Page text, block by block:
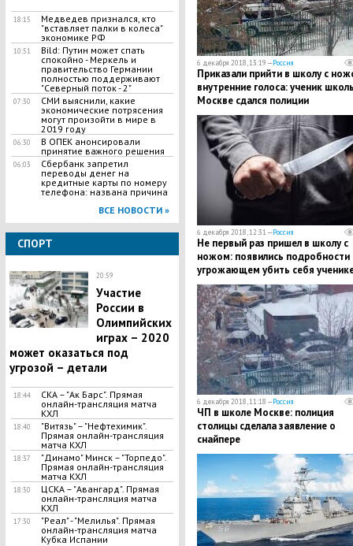
18:15
Медведев признался, кто
"вставляет палки в колеса"
экономике РФ
10:51
Bild: Путин может спать
спокойно - Меркель и
правительство Германии
полностью поддерживают
"Северный поток - 2"
07:30
СМИ выяснили, какие
экономические потрясения
могут произойти в мире в
2019 году
06:30
В ОПЕК анонсировали
принятие важного решения
06:03
Сбербанк запретил
переводы денег на
кредитные карты по номеру
телефона: названа причина
ВСЕ НОВОСТИ »
СПОРТ
20:59
Участие
России в
Олимпийских
играх – 2020
может оказаться под
угрозой – детали
18:44
СКА – "Ак Барс". Прямая
онлайн-трансляция матча
КХЛ
18:40
"Витязь" – "Нефтехимик".
Прямая онлайн-трансляция
матча КХЛ
18:37
"Динамо" Минск – "Торпедо".
Прямая онлайн-трансляция
матча КХЛ
18:30
ЦСКА – "Авангард". Прямая
онлайн-трансляция матча
КХЛ
17:30
"Реал" - "Мелилья". Прямая
онлайн-трансляция матча
Кубка Испании
6 декабря 2018, 13:19 —Россия
​Приказали прийти в школу с
внутренние голоса: ученик
Москве сдался полиции
6 декабря 2018, 12:31 —Россия
​Не первый раз пришел в школу с
ножом: появились подробности
угрожающем убить себя
Москвы
6 декабря 2018, 11:18 —Россия
ЧП в школе Москве: полиция
столицы сделала заявление о
снайпере